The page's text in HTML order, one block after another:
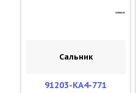
Сальник
91203-KA4-771